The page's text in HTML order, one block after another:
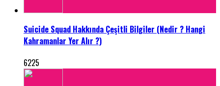
Suicide Squad Hakkında Çeşitli Bilgiler (Nedir ? Hangi
Kahramanlar Yer Alır ?)
6225